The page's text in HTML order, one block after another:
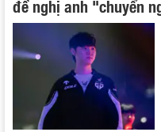
đề nghị anh "chuyển